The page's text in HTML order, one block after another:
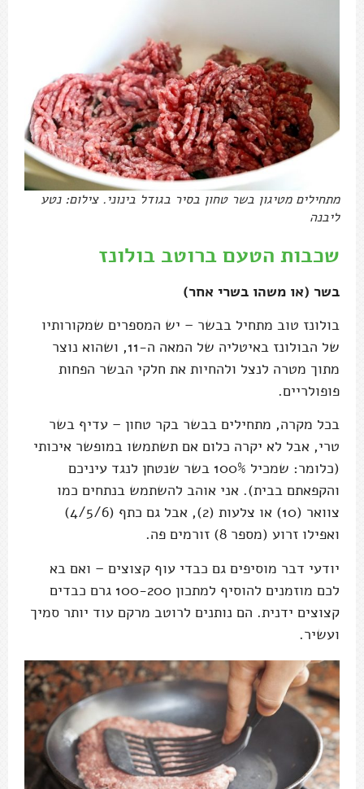
מתחילים מטיגון בשר טחון בסיר בגודל בינוני. צילום: נטע
ליבנה
שכבות הטעם ברוטב בולונז
בשר (או משהו בשרי אחר)
בולונז טוב מתחיל בבשר – יש המספרים שמקורותיו
של הבולונז באיטליה של המאה ה-11, ושהוא נוצר
מתוך מטרה לנצל ולהחיות את חלקי הבשר הפחות
פופולריים.
בכל מקרה, מתחילים בבשר בקר טחון – עדיף בשר
טרי, אבל לא יקרה כלום אם תשתמשו במופשר איכותי
(כלומר: שמכיל 100% בשר שנטחן לנגד עיניכם
והקפאתם בבית). אני אוהב להשתמש בנתחים כמו
צוואר (10) או צלעות (2), אבל גם כתף (4/5/6)
ואפילו זרוע (מספר 8) זורמים פה.
יודעי דבר מוסיפים גם כבדי עוף קצוצים – ואם בא
לכם מוזמנים להוסיף למתכון 100-200 גרם כבדים
קצוצים ידנית. הם נותנים לרוטב מרקם עוד יותר סמיך
ועשיר.